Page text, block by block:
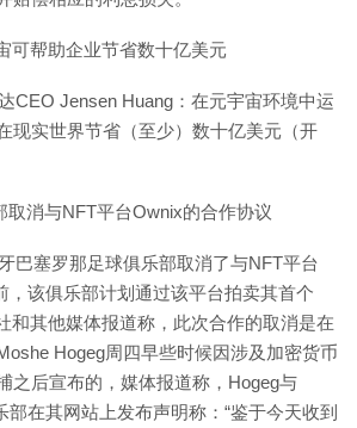
可帮助企业节省数十亿美元
CEO Jensen Huang：在元宇宙环境中运
现实世界节省（至少）数十亿美元（开
取消与NFT平台Ownix的合作协议
巴塞罗那足球俱乐部取消了与NFT平台
，该俱乐部计划通过该平台拍卖其首个
和其他媒体报道称，此次合作的取消是在
Hogeg周四早些时候因涉及加密货币
之后宣布的，媒体报道称，Hogeg与
在其网站上发布声明称：“鉴于今天收到